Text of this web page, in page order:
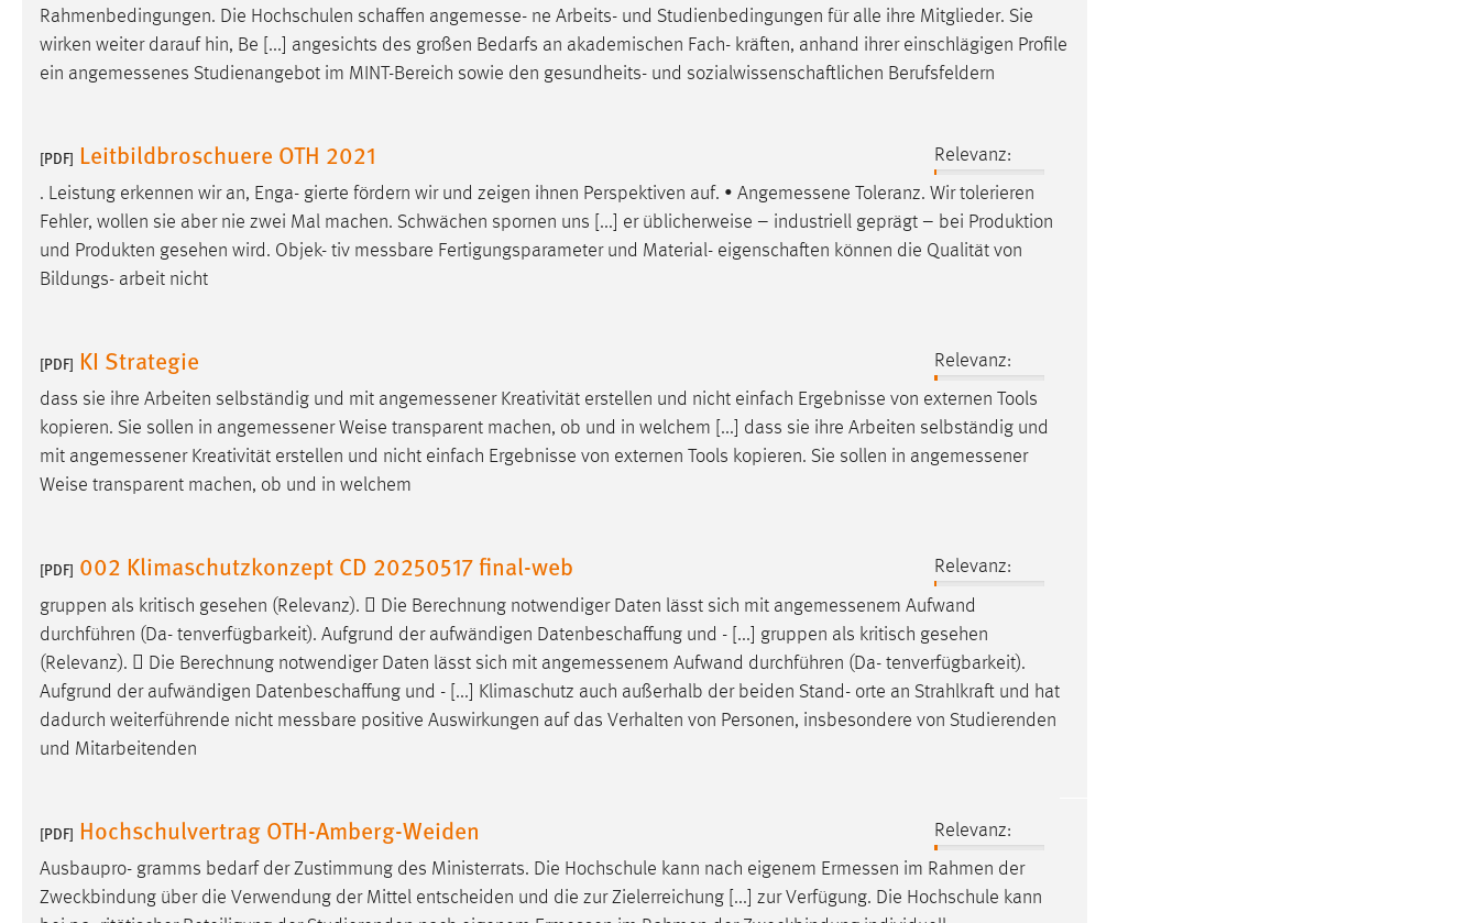
Rahmenbedingungen. Die Hochschulen schaffen angemesse- ne Arbeits- und Studienbedingungen für alle ihre Mitglieder. Sie
wirken weiter darauf hin, Be [...] angesichts des großen Bedarfs an akademischen Fach- kräften, anhand ihrer einschlägigen Profile
ein angemessenes Studienangebot im MINT-Bereich sowie den gesundheits- und sozialwissenschaftlichen Berufsfeldern
[PDF] Leitbildbroschuere OTH 2021
Relevanz:
. Leistung erkennen wir an, Enga- gierte fördern wir und zeigen ihnen Perspektiven auf. • Angemessene Toleranz. Wir tolerieren
Fehler, wollen sie aber nie zwei Mal machen. Schwächen spornen uns [...] er üblicherweise – industriell geprägt – bei Produktion
und Produkten gesehen wird. Objek- tiv messbare Fertigungsparameter und Material- eigenschaften können die Qualität von
Bildungs- arbeit nicht
[PDF] KI Strategie
Relevanz:
dass sie ihre Arbeiten selbständig und mit angemessenerKreativität erstellen und nicht einfach Ergebnisse von externen Tools
kopieren. Sie sollen in angemessenerWeise transparent machen, ob und in welchem [...] dass sie ihre Arbeiten selbständig und
mit angemessenerKreativität erstellen und nicht einfach Ergebnisse von externen Tools kopieren. Sie sollen in angemessener
Weise transparent machen, ob und in welchem
[PDF] 002 Klimaschutzkonzept CD 20250517 final-web
Relevanz:
gruppen als kritisch gesehen (Relevanz).  Die Berechnung notwendiger Daten lässt sich mit angemessenem Aufwand
durchführen (Da- tenverfügbarkeit). Aufgrund der aufwändigen Datenbeschaffung und - [...] gruppen als kritisch gesehen
(Relevanz).  Die Berechnung notwendiger Daten lässt sich mit angemessenem Aufwand durchführen (Da- tenverfügbarkeit).
Aufgrund der aufwändigen Datenbeschaffung und - [...] Klimaschutz auch außerhalb der beiden Stand- orte an Strahlkraft und hat
dadurch weiterführende nicht messbare positive Auswirkungen auf das Verhalten von Personen, insbesondere von Studierenden
und Mitarbeitenden
[PDF] Hochschulvertrag OTH-Amberg-Weiden
Relevanz:
Ausbaupro- gramms bedarf der Zustimmung des Ministerrats. Die Hochschule kann nach eigenem Ermessen im Rahmen der
Zweckbindung über die Verwendung der Mittel entscheiden und die zur Zielerreichung [...] zur Verfügung. Die Hochschule kann
YouTube
Vimeo